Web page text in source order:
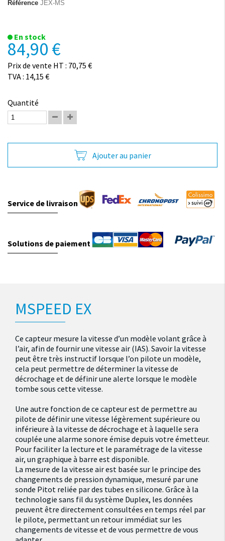
Référence JEX-MS
En stock
84,90 €
Prix de vente HT : 70,75 €
TVA : 14,15 €
Quantité
Ajouter au panier
Service de livraison
Solutions de paiement
MSPEED EX
Ce capteur mesure la vitesse d’un modèle volant grâce à
l’air, afin de fournir une vitesse air (IAS). Savoir la vitesse
peut être très instructif lorsque l’on pilote un modèle,
cela peut permettre de déterminer la vitesse de
décrochage et de définir une alerte lorsque le modèle
tombe sous cette vitesse.
Une autre fonction de ce capteur est de permettre au
pilote de définir une vitesse légèrement supérieure ou
inférieure à la vitesse de décrochage et à laquelle sera
couplée une alarme sonore émise depuis votre émetteur.
Pour faciliter la lecture et le paramétrage de la vitesse
air, un graphique à barre est disponible.
La mesure de la vitesse air est basée sur le principe des
changements de pression dynamique, mesuré par une
sonde Pitot reliée par des tubes en silicone. Grâce à la
technologie sans fil du système Duplex, les données
peuvent être directement consultées en temps réel par
le pilote, permettant un retour immédiat sur les
changements de vitesse et de vous permettre de vous